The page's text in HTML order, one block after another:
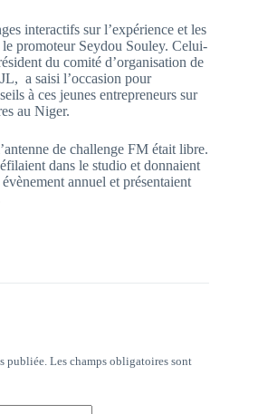
interactifs sur l’expérience et les
promoteur Seydou Souley. Celui-
du comité d’organisation de
a saisi l’occasion pour
à ces jeunes entrepreneurs sur
au Niger.
de challenge FM était libre.
dans le studio et donnaient
annuel et présentaient
publiée. Les champs obligatoires sont